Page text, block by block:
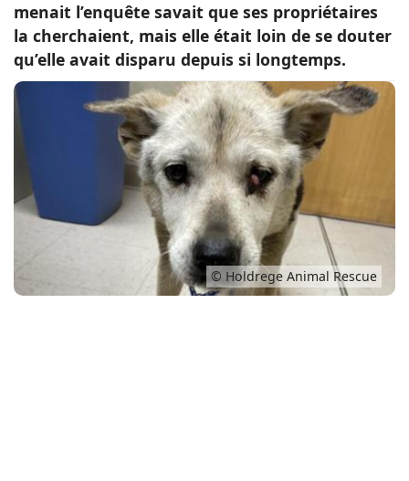
Sauvetages
Conso
menait l’enquête savait que ses propriétaires
la cherchaient, mais elle était loin de se douter
qu’elle avait disparu depuis si longtemps.
© Holdrege Animal Rescue